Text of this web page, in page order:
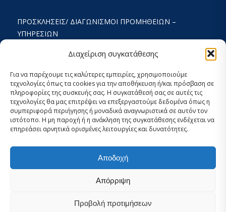
Διαχείριση συγκατάθεσης
Για να παρέχουμε τις καλύτερες εμπειρίες, χρησιμοποιούμε
τεχνολογίες όπως τα cookies για την αποθήκευση ή/και πρόσβαση σε
πληροφορίες της συσκευής σας. Η συγκατάθεσή σας σε αυτές τις
τεχνολογίες θα μας επιτρέψει να επεξεργαστούμε δεδομένα όπως η
συμπεριφορά περιήγησης ή μοναδικά αναγνωριστικά σε αυτόν τον
ιστότοπο. Η μη παροχή ή η ανάκληση της συγκατάθεσης ενδέχεται να
επηρεάσει αρνητικά ορισμένες λειτουργίες και δυνατότητες.
Αποδοχή
Απόρριψη
Προβολή προτιμήσεων
ΠΡΟΣΚΛΉΣΕΙΣ/ ΔΙΑΓΩΝΙΣΜΟΊ ΠΡΟΜΉΘΕΙΩΝ –
ΥΠΗΡΕΣΙΏΝ
ΟΡΟΙ ΧΡΗΣΗΣ ΚΑΙ ΠΟΛΙΤΙΚΗ ΑΠΟΡΡΗΤΟΥ
ΚΑΤΑΣΤΑΤΙΚΌ
ΕΚΘΕΣΗ ΔΡΑΣΤΗΡΙΟΤΗΤΩΝ
ΟΙΚΟΝΟΜΙΚΟΣ ΑΠΟΛΟΓΙΣΜΟΣ
ΣΤΡΑΤΗΓΙΚΟΣ ΣΧΕΔΙΑΣΜΟΣ 2024-2029
ΡΥΘΜΊΣΕΙΣ COOKIES ΚΑΙ ΑΠΟΡΡΉΤΟΥ